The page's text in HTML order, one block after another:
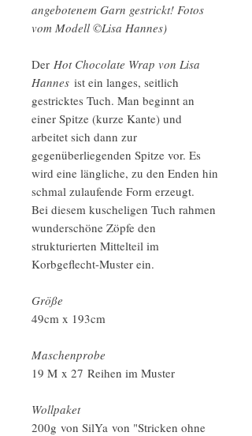
angebotenem Garn gestrickt! Fotos
vom Modell ©Lisa Hannes)
Der Hot Chocolate Wrap von Lisa
Hannes ist ein langes, seitlich
gestricktes Tuch. Man beginnt an
einer Spitze (kurze Kante) und
arbeitet sich dann zur
gegenüberliegenden Spitze vor. Es
wird eine längliche, zu den Enden hin
schmal zulaufende Form erzeugt.
Bei diesem kuscheligen Tuch rahmen
wunderschöne Zöpfe den
strukturierten Mittelteil im
Korbgeflecht-Muster ein.
Größe
49cm x 193cm
Maschenprobe
19 M x 27 Reihen im Muster
Wollpaket
200g von SilYa von "Stricken ohne